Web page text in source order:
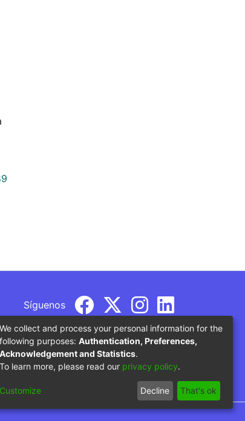
Síguenos
parte del Ministerio de Educación
We collect and process your personal information for the
following purposes: Authentication, Preferences,
Acknowledgement and Statistics.
To learn more, please read our privacy policy.
Customize Decline That's ok